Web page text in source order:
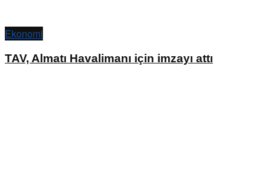
Ekonomi
TAV, Almatı Havalimanı için imzayı attı